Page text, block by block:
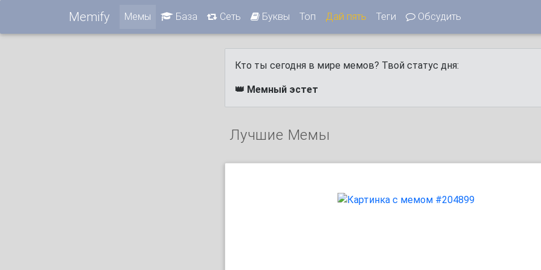
Memify Мемы База Сеть Буквы Топ Дай пять Теги Обсудить
Кто ты сегодня в мире мемов? Твой статус дня:
👑 Мемный эстет
Лучшие Мемы